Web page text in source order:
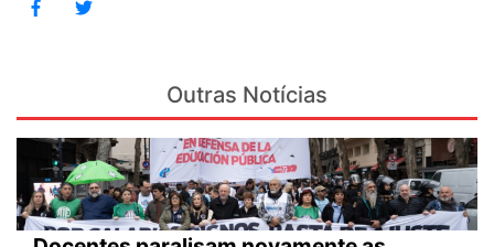
Outras Notícias